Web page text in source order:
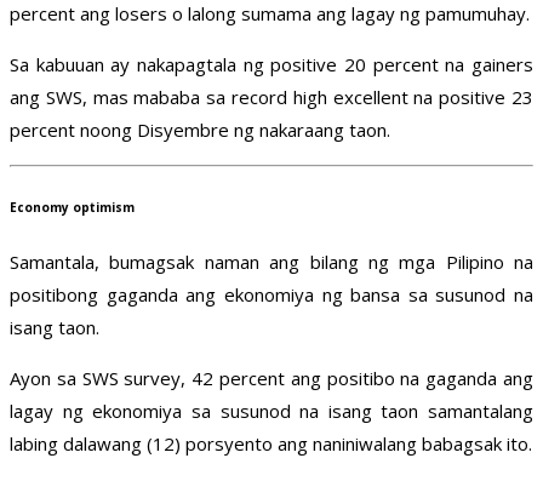
percent ang losers o lalong sumama ang lagay ng pamumuhay.
Sa kabuuan ay nakapagtala ng positive 20 percent na gainers
ang SWS, mas mababa sa record high excellent na positive 23
percent noong Disyembre ng nakaraang taon.
Economy optimism
Samantala, bumagsak naman ang bilang ng mga Pilipino na
positibong gaganda ang ekonomiya ng bansa sa susunod na
isang taon.
Ayon sa SWS survey, 42 percent ang positibo na gaganda ang
lagay ng ekonomiya sa susunod na isang taon samantalang
labing dalawang (12) porsyento ang naniniwalang babagsak ito.